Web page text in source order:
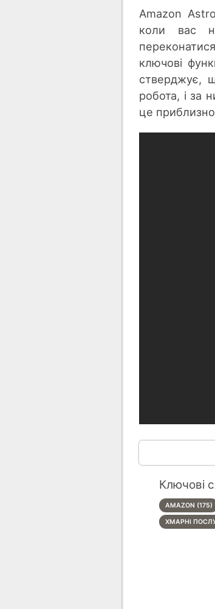
Amazon
коли вас
ключові
стверджує,
робота, і за
це
Ключові
AMAZON (175)
ХМАРНІ